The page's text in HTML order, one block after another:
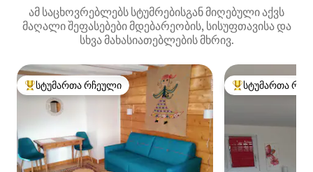
ამ საცხოვრებლებს სტუმრებისგან მიღებული აქვს
მაღალი შეფასებები მდებარეობის, სისუფთავისა და
სხვა მახასიათებლების მხრივ.
სტუმართა რჩეული მოწინავე ვარიანტი
სტუმართა რჩეული სტუმართა
სტუმართა